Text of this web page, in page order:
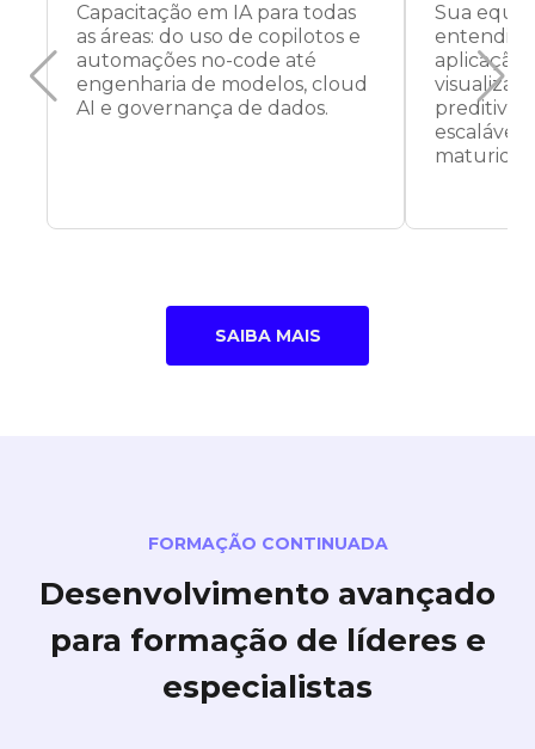
Capacitação em IA para todas
as áreas: do uso de copilotos e
automações no-code até
engenharia de modelos, cloud
AI e governança de dados.
Sua
aplicação
preditiva
SAIBA MAIS
FORMAÇÃO CONTINUADA
Desenvolvimento avançado
para formação de líderes e
especialistas